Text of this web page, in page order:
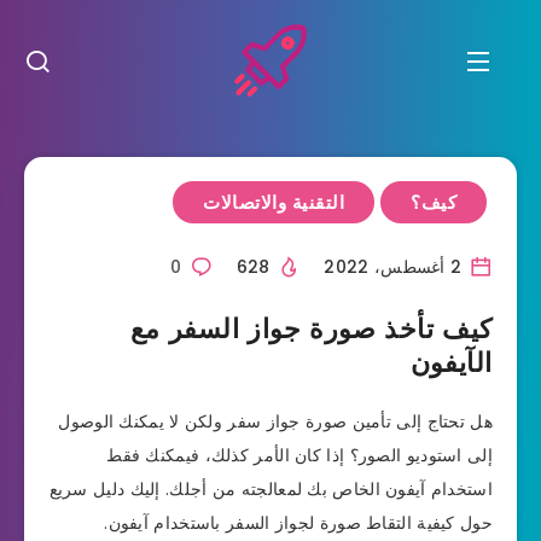
كيف؟ التقنية والاتصالات
0
كيف تأخذ صورة جواز السفر مع
الآيفون
هل تحتاج إلى تأمين صورة جواز سفر ولكن لا يمكنك الوصول
إلى استوديو الصور؟ إذا كان الأمر كذلك، فيمكنك فقط
استخدام آيفون الخاص بك لمعالجته من أجلك. إليك دليل سريع
حول كيفية التقاط صورة لجواز السفر باستخدام آيفون.